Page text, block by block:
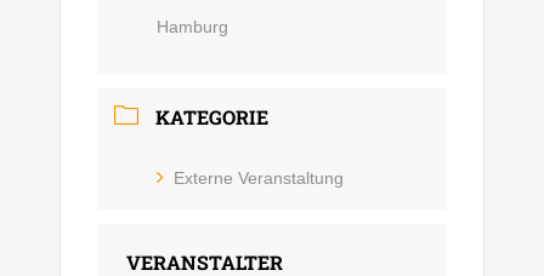
Hamburg
KATEGORIE
Externe Veranstaltung
VERANSTALTER